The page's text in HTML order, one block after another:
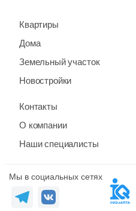
Квартиры
Дома
Земельный участок
Новостройки
Контакты
О компании
Наши специалисты
Мы в социальных сетях